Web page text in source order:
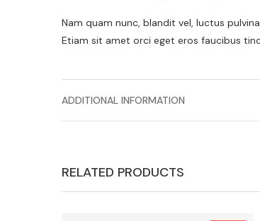
Nam quam nunc, blandit vel, luctus
Etiam sit amet orci eget eros faucibus
ADDITIONAL INFORMATION
RELATED PRODUCTS